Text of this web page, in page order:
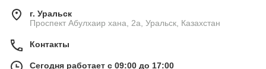
г. Уральск
Проспект Абулхаир хана, 2а, Уральск, Казахстан
Контакты
Сегодня работает с 09:00 до 17:00